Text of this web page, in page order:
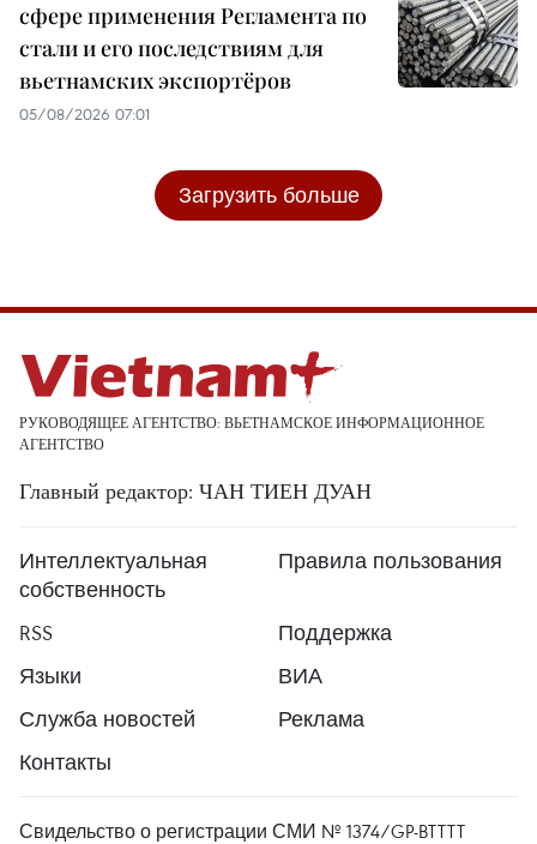
сфере применения Регламента по
стали и его последствиям для
вьетнамских экспортёров
05/08/2026 07:01
Загрузить больше
РУКОВОДЯЩЕЕ АГЕНТСТВО: ВЬЕТНАМСКОЕ ИНФОРМАЦИОННОЕ
АГЕНТСТВО
Главный редактор: ЧАН ТИЕН ДУАН
Интеллектуальная
собственность
Правила пользования
RSS
Поддержка
Языки
ВИА
Служба новостей
Реклама
Контакты
Свидельство о регистрации СМИ № 1374/GP-BTTTT